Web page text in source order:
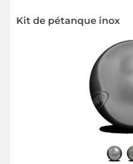
Kit de pétanque inox